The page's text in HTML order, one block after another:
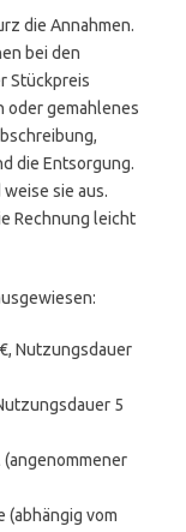
die Annahmen.
bei den
Stückpreis
oder gemahlenes
die Entsorgung.
sie aus.
Rechnung leicht
Nutzungsdauer
5
(angenommener
(abhängig vom